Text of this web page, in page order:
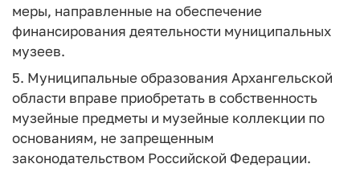
меры, направленные на обеспечение
финансирования деятельности муниципальных
музеев.
5. Муниципальные образования Архангельской
области вправе приобретать в собственность
музейные предметы и музейные коллекции по
основаниям, не запрещенным
законодательством Российской Федерации.